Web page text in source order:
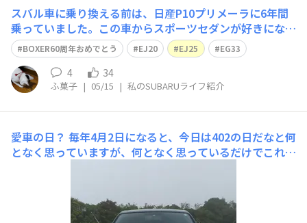
スバル車に乗り換える前は、日産P10プリメーラに6年間
乗っていました。この車からスポーツセダンが好きにな
り、独特な排気音に惹かれて次に乗るならレガシィB4だ
なと思い、BEを中古車雑誌などで探していたのが懐かし
いです。社会人になり、結局BEではなくBLのC型を2005
年に新車で購入。私のSUBARUラ
BOXER60周年おめでとう EJ20 EJ25 EG33
4 34
ふ菓子 | 05/15 | 私のSUBARUライフ紹介
愛車の日？ 毎年4月2日になると、今日は402の日だなと何
となく思っていますが、何となく思っているだけでこれと
です。愛車について出来事など、あれこれ寄せ集めて書い
てみました。ミニカー。愛車と同じオブシディアン